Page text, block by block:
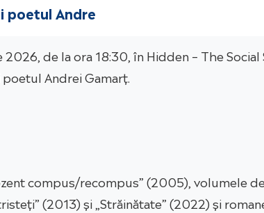
poetul Andre
de la ora 18:30, în Hidden – The Social
Andrei Gamarț.
compus/recompus” (2005), volumele
(2013) și „Străinătate” (2022) și